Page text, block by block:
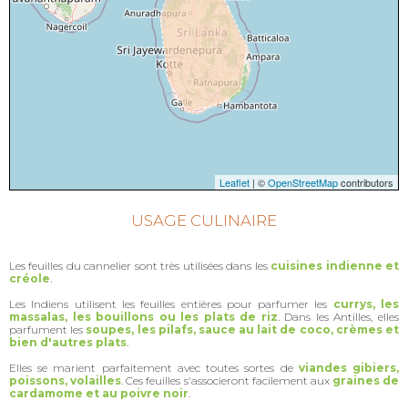
Leaflet | ©OpenStreetMapcontributors
USAGE CULINAIRE
Les feuilles du cannelier sont très utilisées dans les cuisines indienne et
créole.
Les Indiens utilisent les feuilles entières pour parfumer les currys, les
massalas, les bouillons ou les plats de riz. Dans les Antilles, elles
parfument les soupes, les pilafs, sauce au lait de coco, crèmes et
bien d'autres plats.
Elles se marient parfaitement avec toutes sortes de viandes gibiers,
poissons, volailles. Ces feuilles s'associeront facilement aux graines de
cardamome et au poivre noir.